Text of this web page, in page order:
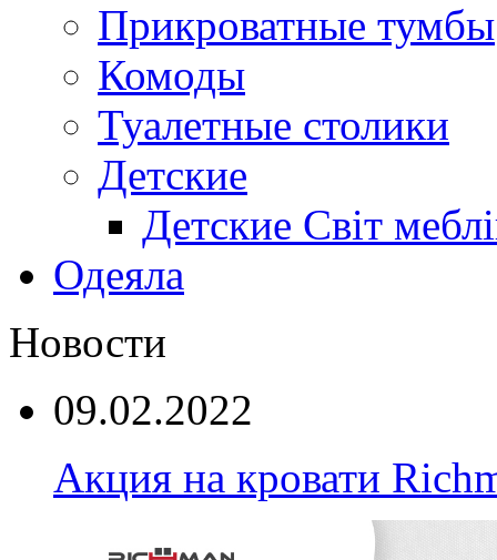
Прикроватные тумбы
Комоды
Туалетные столики
Детские
Детские Світ
Одеяла
Новости
09.02.2022
Акция на кровати